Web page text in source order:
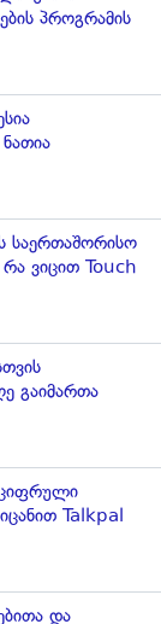
პროგრამის
საერთაშორისო
ვიცით Touch
გაიმართა
Talkpal
და